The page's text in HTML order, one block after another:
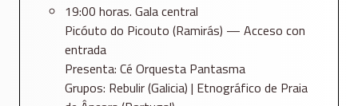
19:00 horas. Gala central
Picóuto do Picouto (Ramirás) — Acceso con
entrada
Presenta: Cé Orquesta Pantasma
Grupos: Rebulir (Galicia) | Etnográfico de Praia